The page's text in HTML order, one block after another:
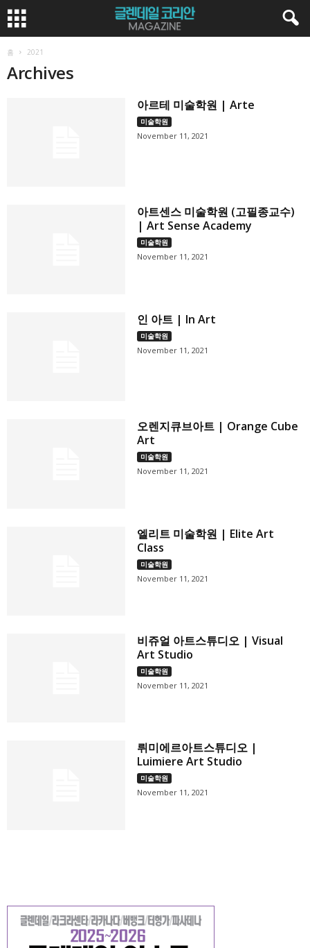
홈 2021
Archives
아르테 미술학원 | Arte
미술학원
November 11, 2021
아트센스 미술학원 (고필종교수)
| Art Sense Academy
미술학원
November 11, 2021
인 아트 | In Art
미술학원
November 11, 2021
오렌지큐브아트 | Orange Cube
Art
미술학원
November 11, 2021
엘리트 미술학원 | Elite Art
Class
미술학원
November 11, 2021
비쥬얼 아트스튜디오 | Visual
Art Studio
미술학원
November 11, 2021
뤼미에르아트스튜디오 |
Luimiere Art Studio
미술학원
November 11, 2021